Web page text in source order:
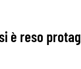
è reso